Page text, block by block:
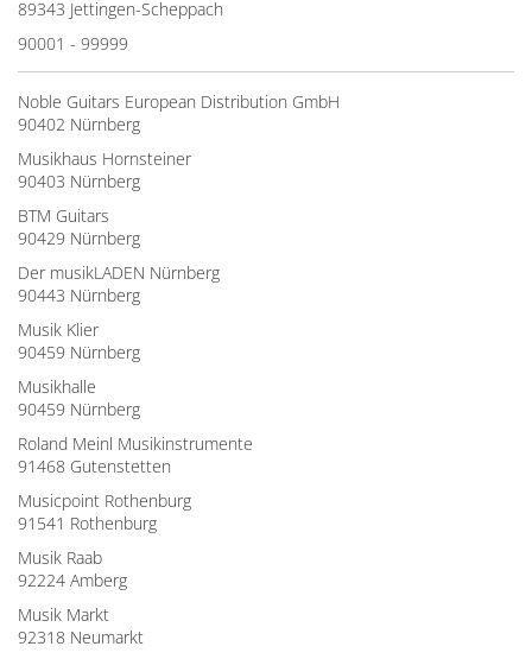
89343 Jettingen-Scheppach
90001 - 99999
Noble Guitars European Distribution GmbH
90402 Nürnberg
Musikhaus Hornsteiner
90403 Nürnberg
BTM Guitars
90429 Nürnberg
Der musikLADEN Nürnberg
90443 Nürnberg
Musik Klier
90459 Nürnberg
Musikhalle
90459 Nürnberg
Roland Meinl Musikinstrumente
91468 Gutenstetten
Musicpoint Rothenburg
91541 Rothenburg
Musik Raab
92224 Amberg
Musik Markt
92318 Neumarkt